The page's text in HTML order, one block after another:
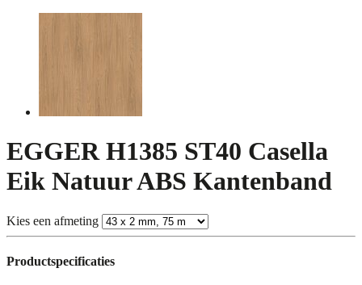
EGGER H1385 ST40 Casella
Eik Natuur ABS Kantenband
Kies een afmeting
Productspecificaties